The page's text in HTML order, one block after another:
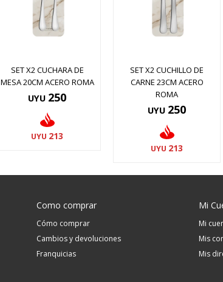
SET X2 CUCHARA DE
MESA 20CM ACERO ROMA
UYU 250
UYU 213
SET X2 CUCHILLO DE
CARNE 23CM ACERO
ROMA
UYU 250
UYU 213
Como comprar
Cómo comprar
Cambios y devoluciones
Franquicias
Mi
Mi
Mis
Mis